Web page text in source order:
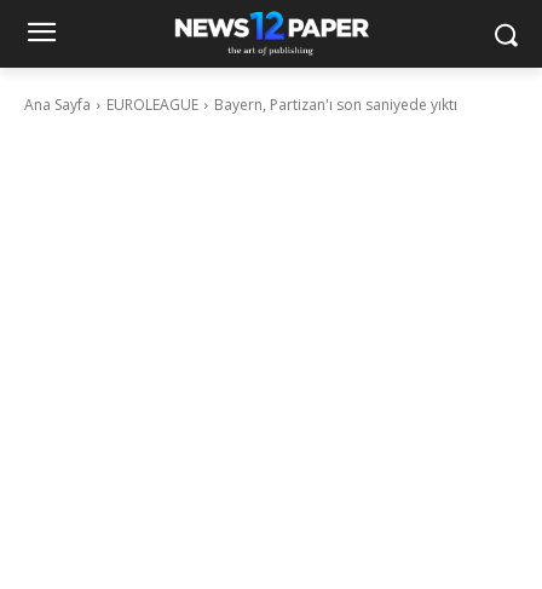
Ana Sayfa EUROLEAGUE Bayern, Partizan'ı son saniyede yıktı